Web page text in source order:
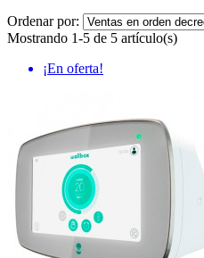
Ordenar por:
Mostrando 1-5 de 5 artículo(s)
¡En oferta!